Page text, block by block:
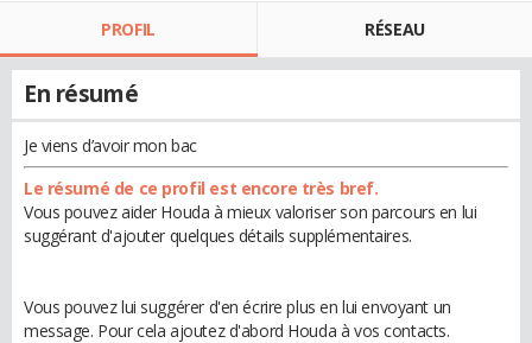
PROFIL RÉSEAU
En résumé
Je viens d’avoir mon bac
Le résumé de ce profil est encore très bref.
Vous pouvez aider Houda à mieux valoriser son parcours en lui
suggérant d'ajouter quelques détails supplémentaires.
Vous pouvez lui suggérer d'en écrire plus en lui envoyant un
message. Pour cela ajoutez d'abord Houda à vos contacts.